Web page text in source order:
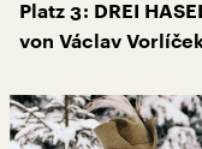
Platz 3: DREI
von Václav